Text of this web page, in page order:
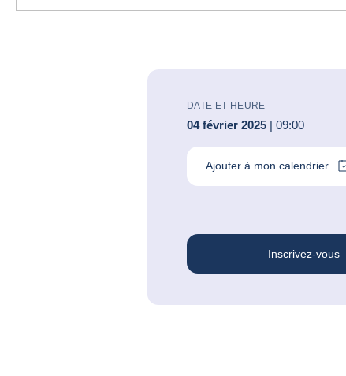
DATE ET HEURE
04 février 2025 | 09:00
Ajouter à mon calendrier
Inscrivez-vous